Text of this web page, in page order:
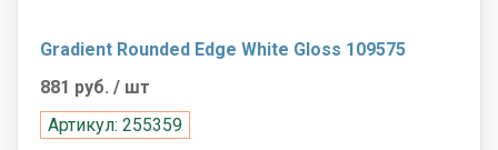
Gradient Rounded Edge White Gloss 109575
881 руб. / шт
Артикул: 255359